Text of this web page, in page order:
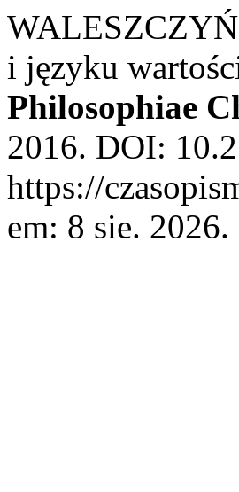
i języku
Philosophiae
2016. DOI:
https://
em: 8 sie. 2026.